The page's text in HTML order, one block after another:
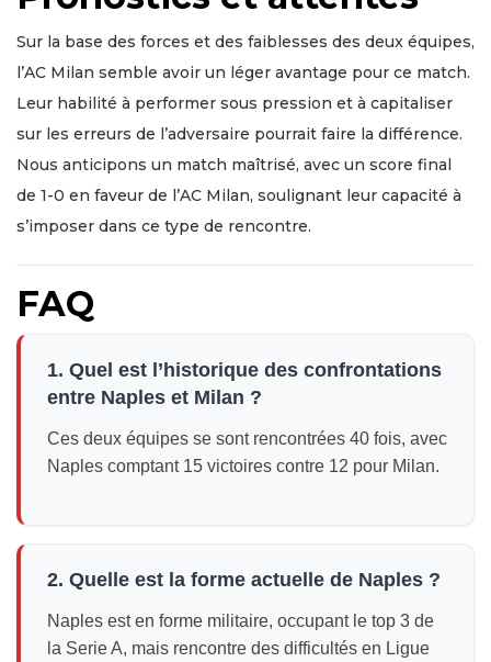
Sur la base des forces et des faiblesses des deux équipes,
l’AC Milan semble avoir un léger avantage pour ce match.
Leur habilité à performer sous pression et à capitaliser
sur les erreurs de l’adversaire pourrait faire la différence.
Nous anticipons un match maîtrisé, avec un score final
de 1-0 en faveur de l’AC Milan, soulignant leur capacité à
s’imposer dans ce type de rencontre.
FAQ
1. Quel est l’historique des confrontations
entre Naples et Milan ?
Ces deux équipes se sont rencontrées 40 fois, avec
Naples comptant 15 victoires contre 12 pour Milan.
2. Quelle est la forme actuelle de Naples ?
Naples est en forme militaire, occupant le top 3 de
la Serie A, mais rencontre des difficultés en Ligue